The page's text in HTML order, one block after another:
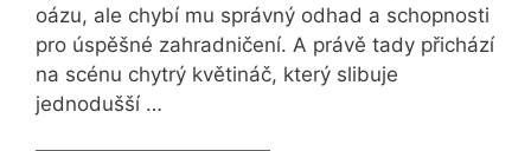
oázu, ale chybí mu správný odhad a schopnosti
pro úspěšné zahradničení. A právě tady přichází
na scénu chytrý květináč, který slibuje
jednodušší …